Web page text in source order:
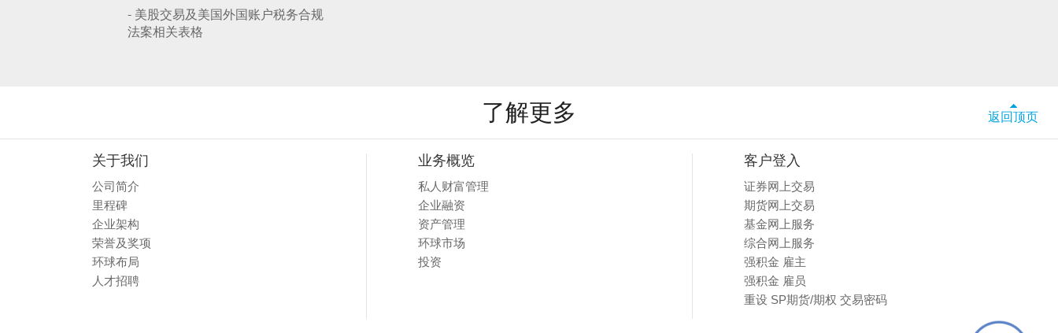
- 美股交易及美国外国账户税务合规
法案相关表格
了解更多 返回顶页
关于我们
公司简介
里程碑
企业架构
荣誉及奖项
环球布局
人才招聘
业务概览
私人财富管理
企业融资
资产管理
环球市场
投资
客户登入
证券网上交易
期货网上交易
基金网上服务
综合网上服务
强积金 雇主
强积金 雇员
重设 SP期货/期权 交易密码